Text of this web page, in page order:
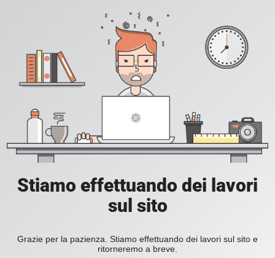
Stiamo effettuando dei lavori
sul sito
Grazie per la pazienza. Stiamo effettuando dei lavori sul sito e
ritorneremo a breve.